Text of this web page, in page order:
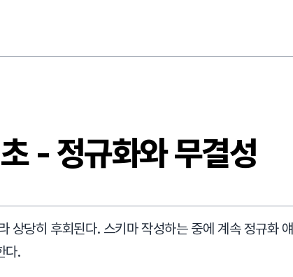
- 정규화와 무결성
상당히 후회된다. 스키마 작성하는 중에 계속 정규화
다.